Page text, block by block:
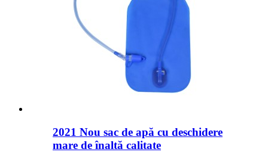
2021 Nou sac de apă cu deschidere
mare de înaltă calitate